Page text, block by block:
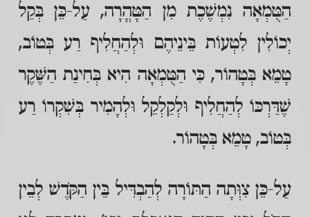
הַטֻּמְאָה נִמְשֶׁכֶת מִן הַטָּהֳרָה, עַל-כֵּן בְּקַל
יְכוֹלִין לִטְעוֹת בֵּינֵיהֶם וּלְהַחֲלִיף רַע בְּטוֹב,
טָמֵא בְּטָהוֹר, כִּי הַטֻּמְאָה הִיא בְּחִינַת הַשֶּׁקֶר
שֶׁדַּרְכּוֹ לְהַחֲלִיף וּלְקַלְקֵל וּלְהָמִיר בְּשִׁקְרוֹ רַע
בְּטוֹב, טָמֵא בְּטָהוֹר.
עַל-כֵּן צִוְּתָה הַתּוֹרָה לְהַבְדִּיל בֵּין הַקֹּדֶשׁ לְבֵין